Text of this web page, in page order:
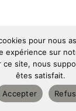
and
| Mentions légales
pour nous
expérience sur
ce site, nous
êtes satisfait.
Accepter